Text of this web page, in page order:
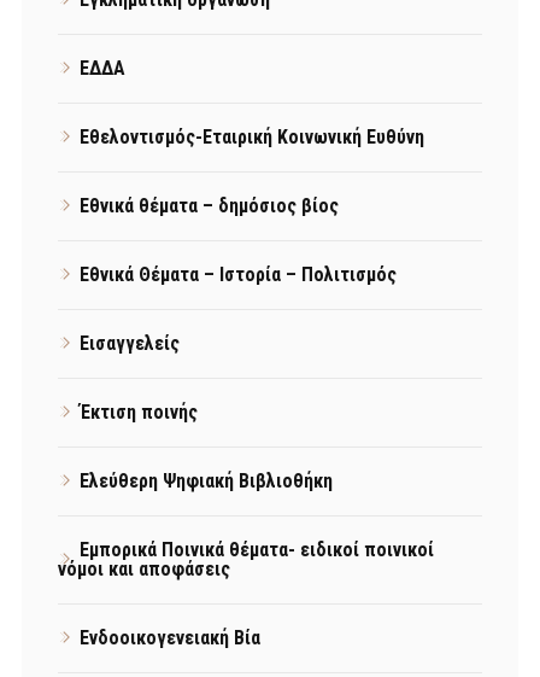
ΕΔΔΑ
Εθελοντισμός-Εταιρική Κοινωνική Ευθύνη
Εθνικά θέματα – δημόσιος βίος
Εθνικά Θέματα – Ιστορία – Πολιτισμός
Εισαγγελείς
Έκτιση ποινής
Ελεύθερη Ψηφιακή Βιβλιοθήκη
Εμπορικά Ποινικά θέματα- ειδικοί ποινικοί
νόμοι και αποφάσεις
Ενδοοικογενειακή Βία